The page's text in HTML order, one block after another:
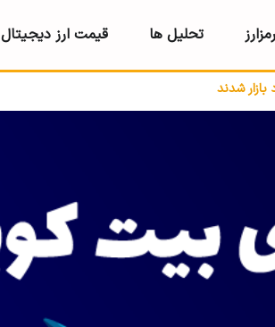
تحلیل ها قیمت ارز دیجیتال
شدند